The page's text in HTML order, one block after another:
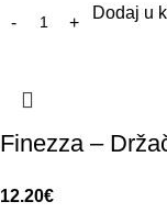
Dodaj u
Finezza –
12.20€